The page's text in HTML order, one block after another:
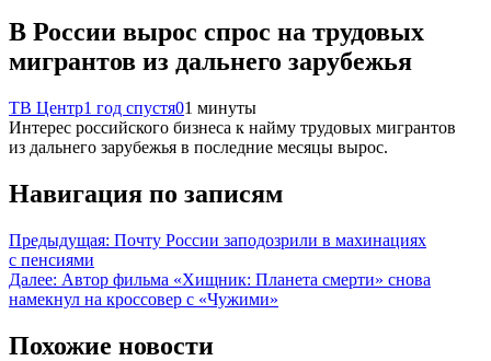
В России вырос спрос на трудовых
мигрантов из дальнего зарубежья
ТВ Центр1 год спустя01 минуты
Интерес российского бизнеса к найму трудовых мигрантов
из дальнего зарубежья в последние месяцы вырос.
Навигация по записям
Предыдущая: Почту России заподозрили в махинациях
с пенсиями
Далее: Автор фильма «Хищник: Планета смерти» снова
намекнул на кроссовер с «Чужими»
Похожие новости